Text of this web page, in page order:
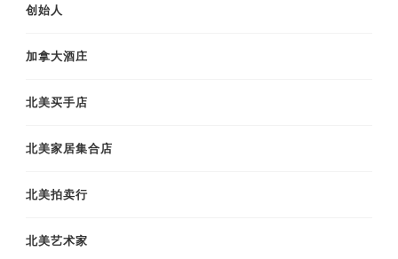
创始人
加拿大酒庄
北美买手店
北美家居集合店
北美拍卖行
北美艺术家